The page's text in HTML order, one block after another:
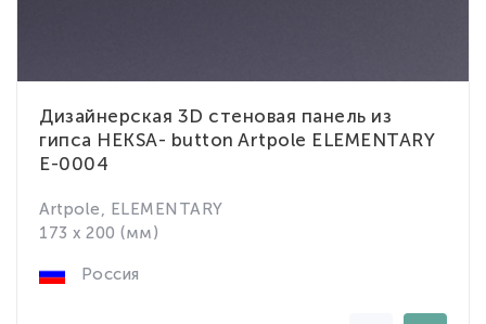
Дизайнерская 3D стеновая панель из
гипса HEKSA- button Artpole ELEMENTARY
E-0004
Artpole, ELEMENTARY
173 x 200 (мм)
Россия